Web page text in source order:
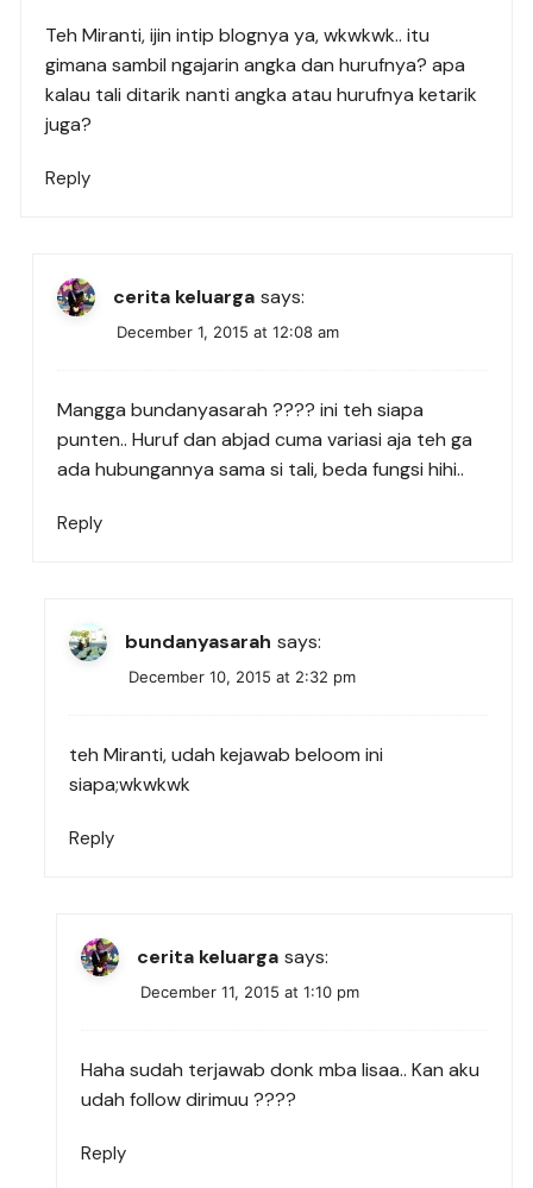
Teh Miranti, ijin intip blognya ya, wkwkwk.. itu
gimana sambil ngajarin angka dan hurufnya? apa
kalau tali ditarik nanti angka atau hurufnya ketarik
juga?
Reply
cerita keluarga says:
December 1, 2015 at 12:08 am
Mangga bundanyasarah ???? ini teh siapa
punten.. Huruf dan abjad cuma variasi aja teh ga
ada hubungannya sama si tali, beda fungsi hihi..
Reply
bundanyasarah says:
December 10, 2015 at 2:32 pm
teh Miranti, udah kejawab beloom ini
siapa;wkwkwk
Reply
cerita keluarga says:
December 11, 2015 at 1:10 pm
Haha sudah terjawab donk mba lisaa.. Kan aku
udah follow dirimuu ????
Reply